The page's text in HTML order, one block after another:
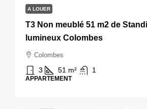
A LOUER
T3 Non meublé 51 m2 de
lumineux Colombes
Colombes
3 51 m² 1
APPARTEMENT